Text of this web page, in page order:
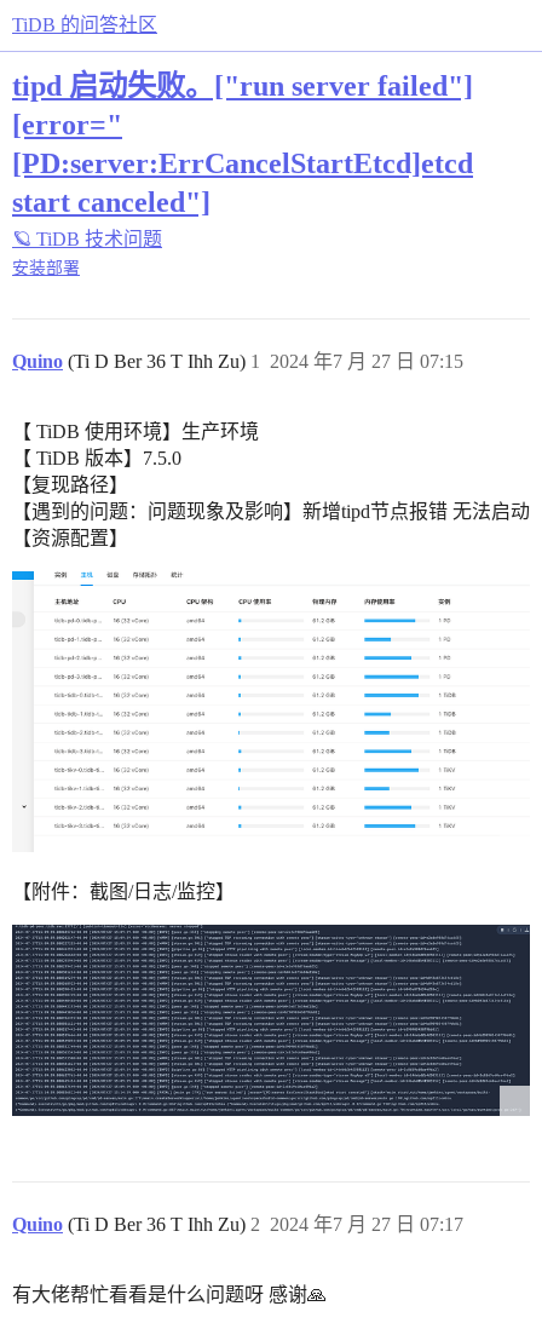
TiDB 的问答社区
tipd 启动失败。["run server failed"]
[error="
[PD:server:ErrCancelStartEtcd]etcd
start canceled"]
🪐 TiDB 技术问题
安装部署
Quino (Ti D Ber 36 T Ihh Zu) 2024 年7 月 27 日 07:15
1
【 TiDB 使用环境】生产环境
【 TiDB 版本】7.5.0
【复现路径】
【遇到的问题：问题现象及影响】新增tipd节点报错 无法启动
【资源配置】
【附件：截图/日志/监控】
Quino (Ti D Ber 36 T Ihh Zu) 2024 年7 月 27 日 07:17
2
有大佬帮忙看看是什么问题呀 感谢🙏